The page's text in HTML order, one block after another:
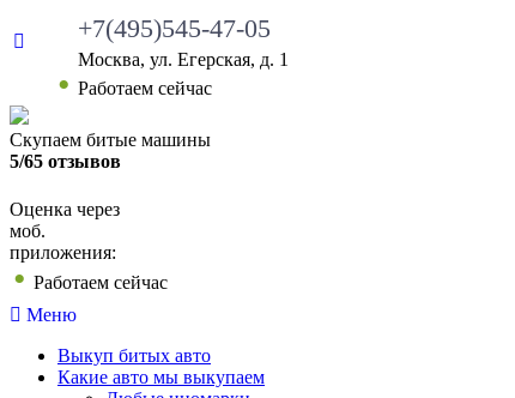
+7(495)545-47-05
Москва, ул. Егерская, д. 1
Работаем сейчас
Скупаем битые машины
5/65 отзывов
Оценка через
моб.
приложения:
Работаем сейчас
Меню
Выкуп битых авто
Какие авто мы выкупаем